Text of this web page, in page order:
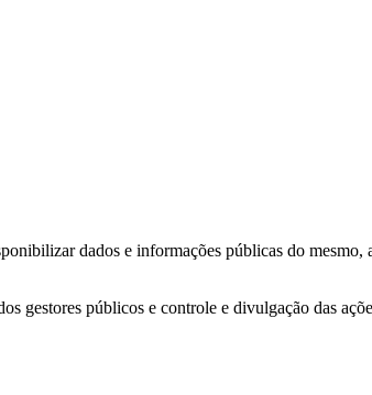
dados e informações públicas do mesmo,
gestores públicos e controle e divulgação das